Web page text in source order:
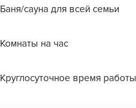
Баня/сауна для всей семьи
Комнаты на час
Круглосуточное время работы